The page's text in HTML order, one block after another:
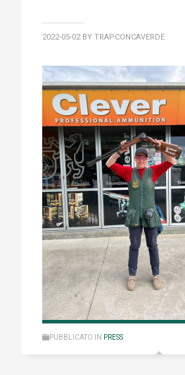
2022-05-02 BY TRAPCONCAVERDE
PUBBLICATO IN PRESS